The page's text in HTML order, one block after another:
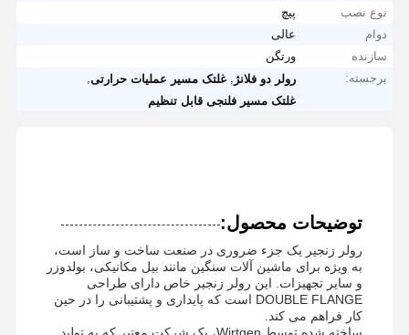
نوع نصب
پیچ
دوام
عالی
سازنده
ورتگن
برجسته:
رولر دو فلانژ ,غلتک مسیر عملیات حرارتی
غلتک مسیر فلنجی قابل تنظیم
توضیحات محصول:
رولر زنجیر یک جزء ضروری در صنعت ساخت و ساز است،
به ویژه برای ماشین آلات سنگین مانند بیل مکانیکی، بولدوزر
و سایر تجهیزات. این رولر زنجیر خاص دارای طراحی
DOUBLE FLANGE است که پایداری و پشتیبانی را در حین
کار فراهم می کند.
ساخته شده توسط Wirtgen، یک شرکت معتبر که به تولید